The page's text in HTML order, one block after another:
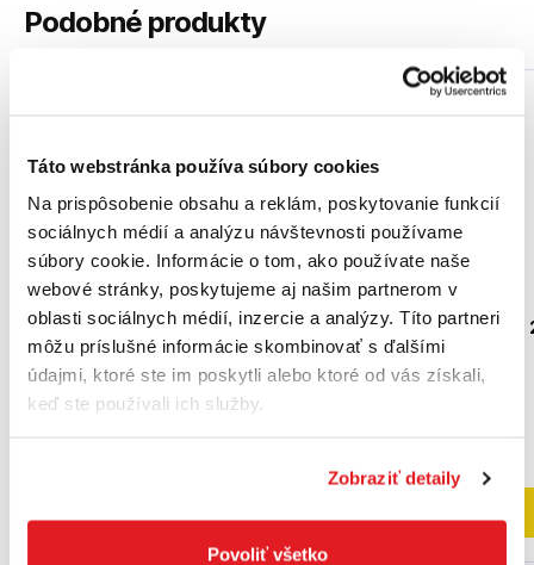
Táto webstránka používa súbory cookies
Na prispôsobenie obsahu a reklám, poskytovanie funkcií
sociálnych médií a analýzu návštevnosti používame
súbory cookie. Informácie o tom, ako používate naše
webové stránky, poskytujeme aj našim partnerom v
oblasti sociálnych médií, inzercie a analýzy. Títo partneri
môžu príslušné informácie skombinovať s ďalšími
údajmi, ktoré ste im poskytli alebo ktoré od vás získali,
keď ste používali ich služby.
Zobraziť detaily
Povoliť všetko
Podobné produkty
BOSCH BIM segmentový
pílový list ACZ 85 EB
Wood and Metal -
2608661636
2608661636
22,10 €
BOSCH HCS škrabka,
neohybná, ATZ 52 SC
52 mm
2608661646